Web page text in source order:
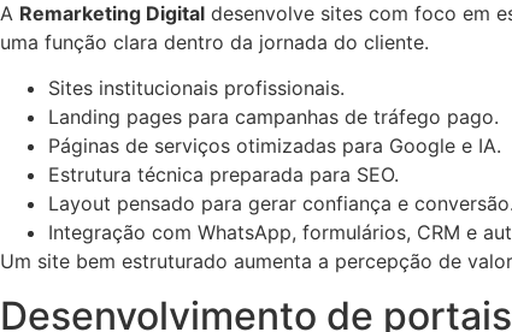
A Remarketing Digital desenvolve sites com foco em
uma função clara dentro da jornada do cliente.
Sites institucionais profissionais.
Landing pages para campanhas de tráfego pago.
Páginas de serviços otimizadas para Google e IA.
Estrutura técnica preparada para SEO.
Layout pensado para gerar confiança e conversão.
Integração com WhatsApp, formulários, CRM e
Um site bem estruturado aumenta a percepção de
Desenvolvimento de